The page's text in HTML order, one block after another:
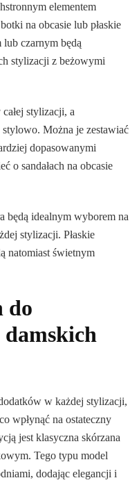
elementem
na obcasie lub płaskie
czarnym będą
stylizacji z beżowymi
stylizacji, a
stylowo. Można je zestawiać
dopasowanymi
o sandałach na obcasie
będą idealnym wyborem na
stylizacji. Płaskie
natomiast świetnym
do
damskich
w każdej stylizacji,
wpłynąć na ostateczny
jest klasyczna skórzana
Tego typu model
dodając elegancji i